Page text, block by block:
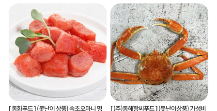
[ 동화푸드 ](못난이 상품) 속초오마니 명 [ (주)동해항씨푸드 ](못난이상품) 가성비